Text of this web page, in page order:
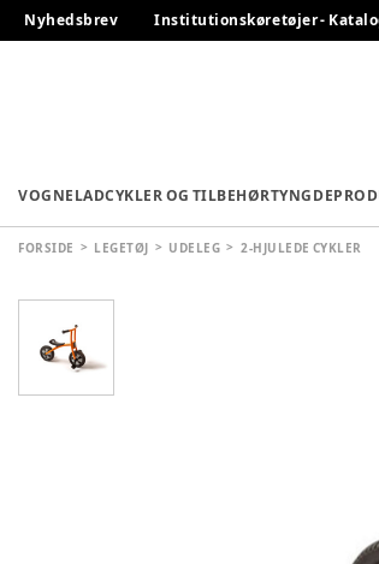
Nyhedsbrev Institutionskøretøjer -
VOGNELADCYKLER OG TILBEHØR
FORSIDE LEGETØJ UDELEG 2-HJULEDE CYKLER